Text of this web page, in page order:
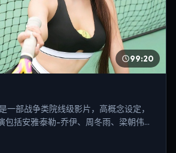
99:20
一部战争类院线级影片，高概念设定，
包括安雅·泰勒-乔伊、周冬雨、梁朝伟